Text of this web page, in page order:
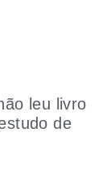
leu livro
de